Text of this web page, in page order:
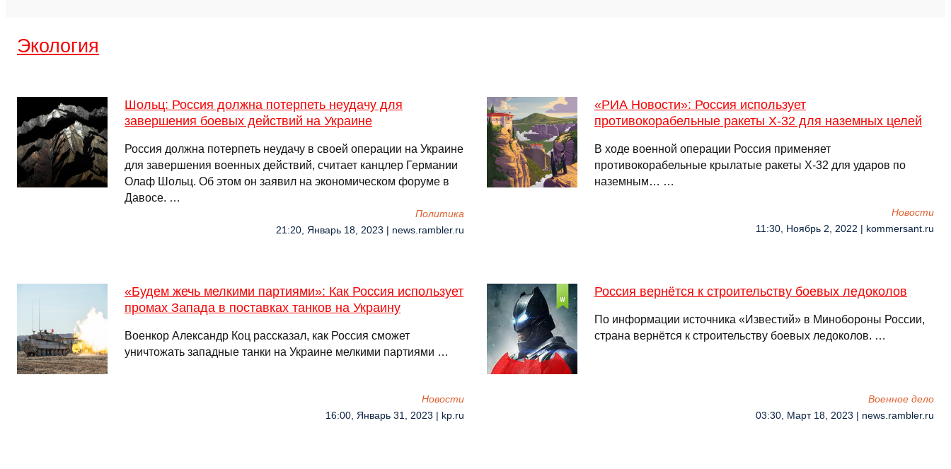
Экология
Шольц: Россия должна потерпеть неудачу для
завершения боевых действий на Украине
Россия должна потерпеть неудачу в своей операции на Украине
для завершения военных действий, считает канцлер Германии
Олаф Шольц. Об этом он заявил на экономическом форуме в
Давосе. …
Политика
21:20, Январь 18, 2023 | news.rambler.ru
«РИА Новости»: Россия использует
противокорабельные ракеты X-32 для наземных целей
В ходе военной операции Россия применяет
противокорабельные крылатые ракеты Х-32 для ударов по
наземным… …
Новости
11:30, Ноябрь 2, 2022 | kommersant.ru
«Будем жечь мелкими партиями»: Как Россия использует
промах Запада в поставках танков на Украину
Военкор Александр Коц рассказал, как Россия сможет
уничтожать западные танки на Украине мелкими партиями …
Новости
16:00, Январь 31, 2023 | kp.ru
Россия вернётся к строительству боевых ледоколов
По информации источника «Известий» в Минобороны России,
страна вернётся к строительству боевых ледоколов. …
Военное дело
03:30, Март 18, 2023 | news.rambler.ru